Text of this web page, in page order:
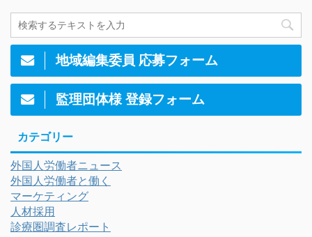
地域編集委員 応募フォーム
監理団体様 登録フォーム
カテゴリー
外国人労働者ニュース
外国人労働者と働く
マーケティング
人材採用
診療圏調査レポート